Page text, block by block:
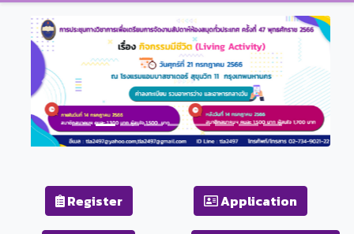
Previous Next
Register Application